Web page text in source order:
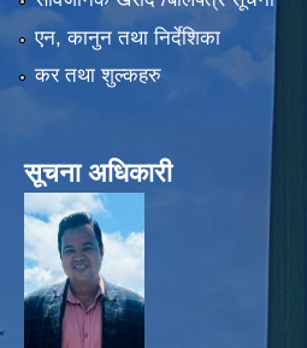
एन, कानुन तथा निर्देशिका
कर तथा शुल्कहरु
सूचना अधिकारी